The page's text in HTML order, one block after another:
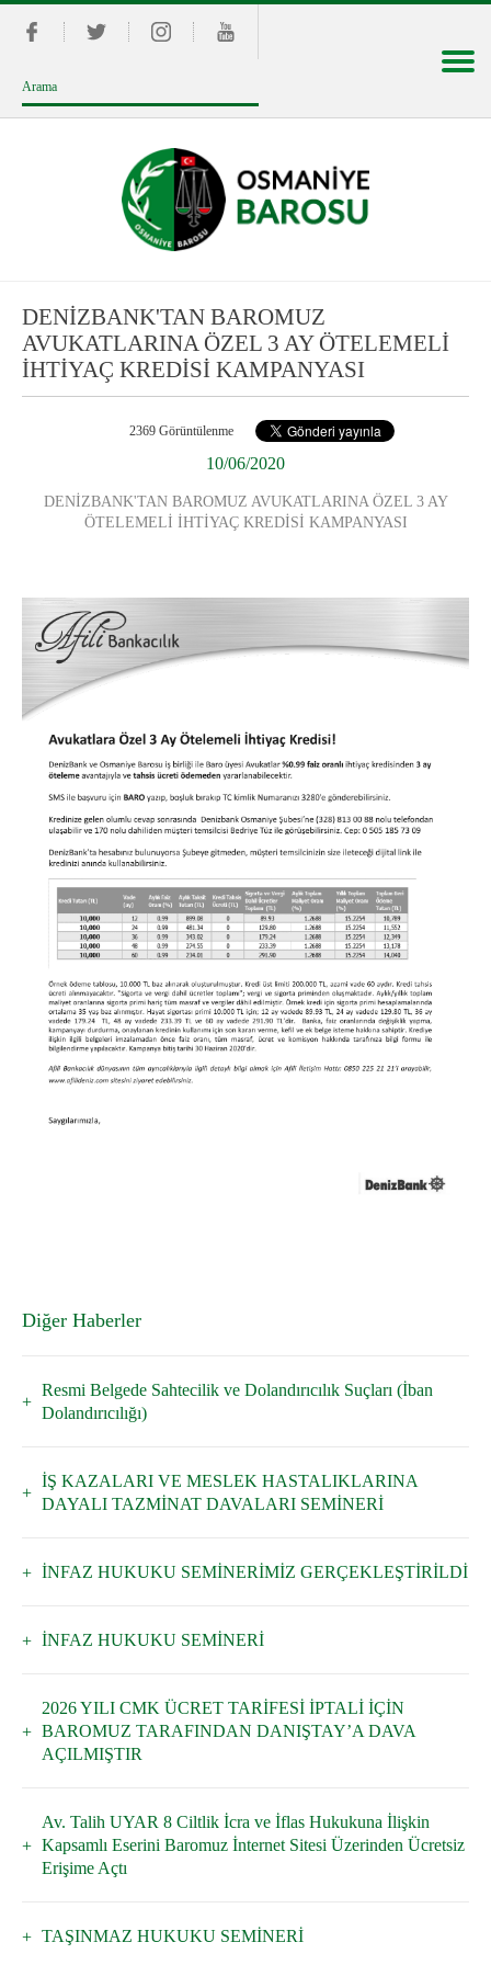
DENİZBANK'TAN BAROMUZ
AVUKATLARINA ÖZEL 3 AY ÖTELEMELİ
İHTİYAÇ KREDİSİ KAMPANYASI
2369 Görüntülenme
10/06/2020
DENİZBANK'TAN BAROMUZ AVUKATLARINA ÖZEL 3 AY
ÖTELEMELİ İHTİYAÇ KREDİSİ KAMPANYASI
Diğer Haberler
Resmi Belgede Sahtecilik ve Dolandırıcılık Suçları (İban
Dolandırıcılığı)
İŞ KAZALARI VE MESLEK HASTALIKLARINA
DAYALI TAZMİNAT DAVALARI SEMİNERİ
İNFAZ HUKUKU SEMİNERİMİZ GERÇEKLEŞTİRİLDİ
İNFAZ HUKUKU SEMİNERİ
2026 YILI CMK ÜCRET TARİFESİ İPTALİ İÇİN
BAROMUZ TARAFINDAN DANIŞTAY’A DAVA
AÇILMIŞTIR
Av. Talih UYAR 8 Ciltlik İcra ve İflas Hukukuna İlişkin
Kapsamlı Eserini Baromuz İnternet Sitesi Üzerinden Ücretsiz
Erişime Açtı
TAŞINMAZ HUKUKU SEMİNERİ